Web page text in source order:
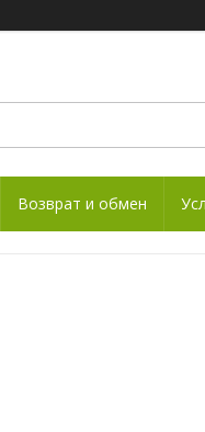
Возврат и обмен